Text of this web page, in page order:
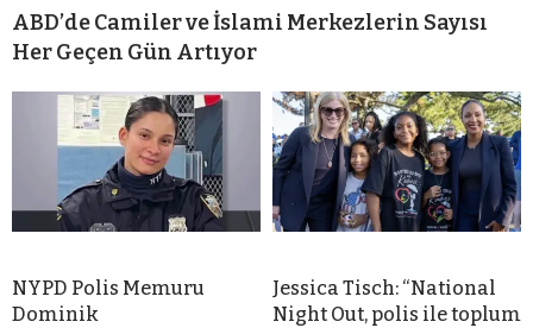
ABD’de Camiler ve İslami Merkezlerin Sayısı
Her Geçen Gün Artıyor
NYPD Polis Memuru
Dominik
Jessica Tisch: “National
Night Out, polis ile toplum